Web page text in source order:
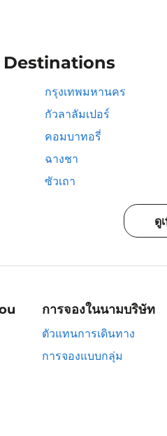
Destinations
กรุงเทพมหานคร
กัวลาลัมเปอร์
คอมบาทอรี่
ฉางชา
ซัวเถา
ดู
การจองในนามบริษัท
ตัวแทนการเดินทาง
การจองแบบกลุ่ม